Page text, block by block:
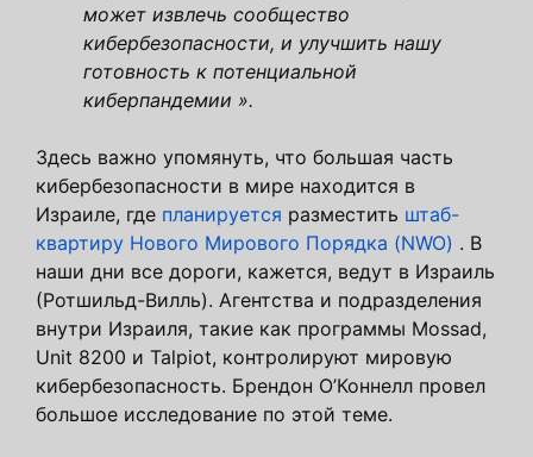
может извлечь сообщество
кибербезопасности, и улучшить нашу
готовность к потенциальной
киберпандемии ».
Здесь важно упомянуть, что большая часть
кибербезопасности в мире находится в
Израиле, где планируется разместить штаб-
квартиру Нового Мирового Порядка (NWO) . В
наши дни все дороги, кажется, ведут в Израиль
(Ротшильд-Вилль). Агентства и подразделения
внутри Израиля, такие как программы Mossad,
Unit 8200 и Talpiot, контролируют мировую
кибербезопасность. Брендон О’Коннелл провел
большое исследование по этой теме.